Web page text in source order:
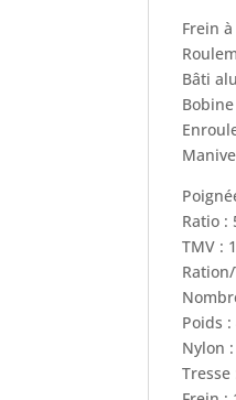
Frein
Bâti
Ratio :
TMV :
Poids :
Nylon